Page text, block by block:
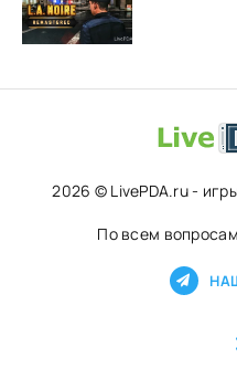
2026 © LivePDA.ru -
По всем